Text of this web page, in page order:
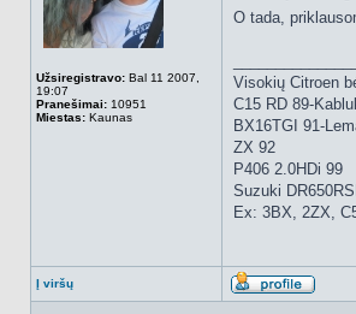
Užsiregistravo: Bal 11 2007,
19:07
Pranešimai: 10951
Miestas: Kaunas
O tada,
Visokių Citroen
C15 RD 89-
BX16TGI 91-
ZX 92
P406 2.0HDi 99
Suzuki
Ex: 3BX, 2ZX,
Į viršų